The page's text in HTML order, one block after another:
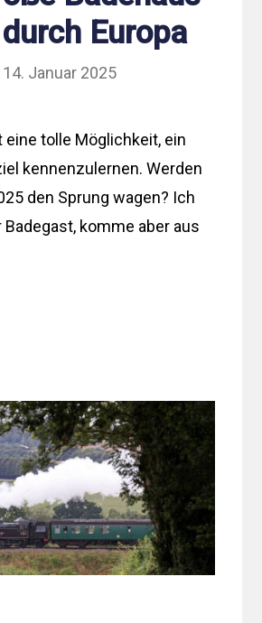
Europa
14. Januar 2025
eine tolle Möglichkeit, ein
kennenzulernen. Werden
den Sprung wagen? Ich
Badegast, komme aber aus